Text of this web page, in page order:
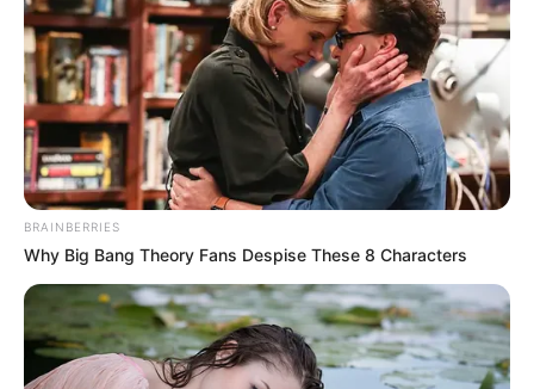
BRAINBERRIES
Why Big Bang Theory Fans Despise These 8 Characters